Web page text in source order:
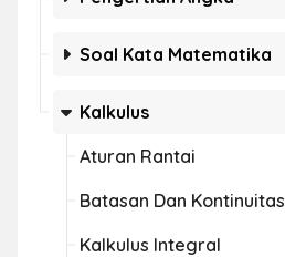
Soal Kata Matematika
Kalkulus
Aturan Rantai
Batasan Dan Kontinuitas
Kalkulus Integral